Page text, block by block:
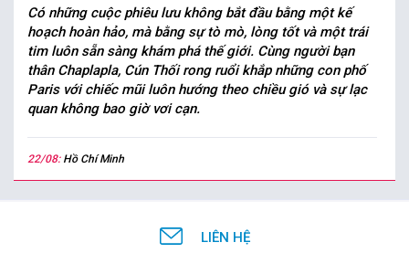
Có những cuộc phiêu lưu không bắt đầu bằng một kế
hoạch hoàn hảo, mà bằng sự tò mò, lòng tốt và một trái
tim luôn sẵn sàng khám phá thế giới. Cùng người bạn
thân Chaplapla, Cún Thối rong ruổi khắp những con phố
Paris với chiếc mũi luôn hướng theo chiều gió và sự lạc
quan không bao giờ vơi cạn.
22/08: Hồ Chí Minh
LIÊN HỆ